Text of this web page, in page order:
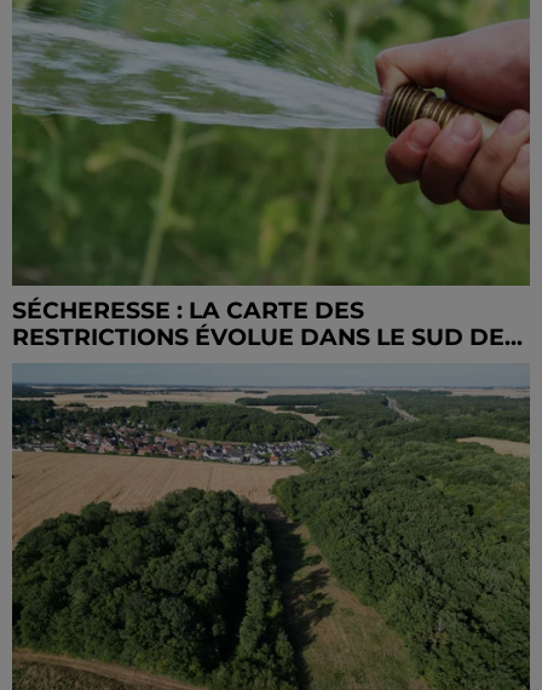
SÉCHERESSE : LA CARTE DES
RESTRICTIONS ÉVOLUE DANS LE SUD DE...